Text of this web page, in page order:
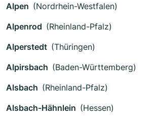
Alpen (Nordrhein-Westfalen)
Alpenrod (Rheinland-Pfalz)
Alperstedt (Thüringen)
Alpirsbach (Baden-Württemberg)
Alsbach (Rheinland-Pfalz)
Alsbach-Hähnlein (Hessen)